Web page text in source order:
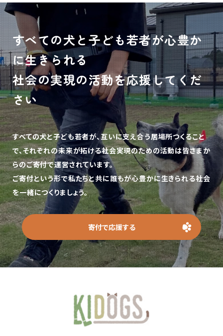
すべての犬と子ども若者が心豊か
に生きられる
社会の実現の活動を応援してくだ
さい
すべての犬と子ども若者が、互いに支え合う居場所つくること
で、それぞれの未来が拓ける社会実現のための活動は皆さまか
らのご寄付で運営されています。
ご寄付という形で私たちと共に誰もが心豊かに生きられる社会
を一緒につくりましょう。
寄付で応援する